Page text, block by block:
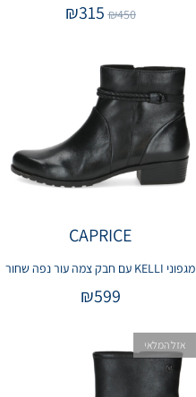
₪450
₪315
CAPRICE
מגפוני KELLI עם חבק צמה עור נפה שחור
₪599
אזל המלאי